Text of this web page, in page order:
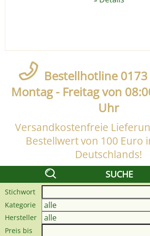
Bestellhotline
Montag - Freitag von
Uhr
Versandkostenfreie
Bestellwert von 100 Euro
Deutschlands!
SUCHE
Stichwort
Kategorie
Hersteller
Preis bis